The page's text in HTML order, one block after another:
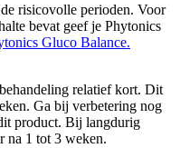
risicovolle perioden. Voor
bevat geef je Phytonics
Gluco Balance.
relatief kort. Dit
Ga bij verbetering nog
product. Bij langdurig
na 1 tot 3 weken.